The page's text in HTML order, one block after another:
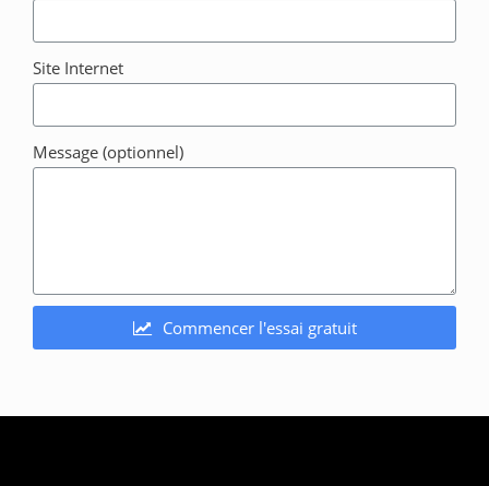
Site Internet
Message (optionnel)
Commencer l'essai gratuit